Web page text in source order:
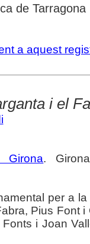
de Tarragona
a aquest
i el
Girona.
per a
Pius Font
i Joan